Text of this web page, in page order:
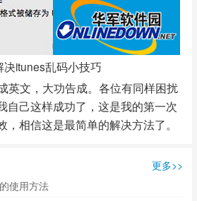
itunes乱码小技巧
文，大功告成。各位有同样困扰
自己这样成功了，这是我的第一次
，相信这是最简单的解决方法了。
更多>>
使用方法